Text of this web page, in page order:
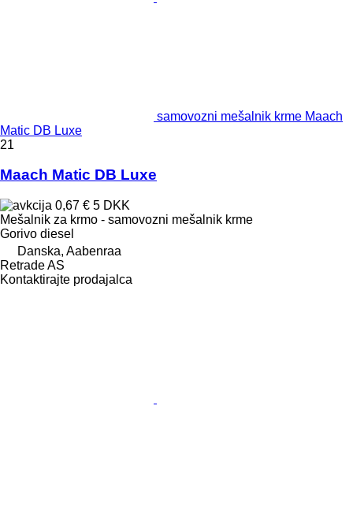
samovozni mešalnik krme Maach
Matic DB Luxe
21
Maach Matic DB Luxe
0,67 € 5 DKK
Mešalnik za krmo - samovozni mešalnik krme
Gorivo diesel
Danska, Aabenraa
Retrade AS
Kontaktirajte prodajalca